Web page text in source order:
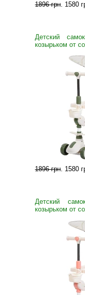
1896 грн. 1580
Детский
козырьком от
1896 грн. 1580
Детский
козырьком от